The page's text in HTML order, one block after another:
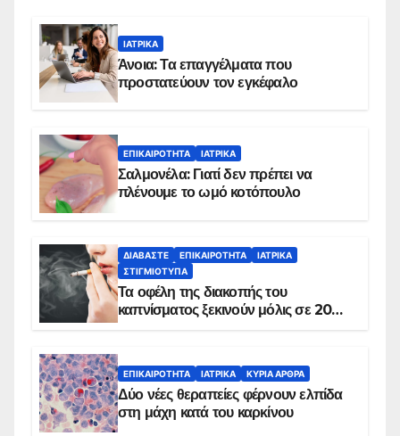
ΙΑΤΡΙΚΆ
Άνοια: Τα επαγγέλματα που
προστατεύουν τον εγκέφαλο
ΕΠΙΚΑΙΡΌΤΗΤΑ ΙΑΤΡΙΚΆ
Σαλμονέλα: Γιατί δεν πρέπει να
πλένουμε το ωμό κοτόπουλο
ΔΙΑΒΆΣΤΕ ΕΠΙΚΑΙΡΌΤΗΤΑ
ΙΑΤΡΙΚΆ
ΣΤΙΓΜΙΌΤΥΠΑ
Τα οφέλη της διακοπής του
καπνίσματος ξεκινούν μόλις σε 20
ΕΠΙΚΑΙΡΌΤΗΤΑ ΙΑΤΡΙΚΆ ΚΥΡΙΑ ΑΡΘΡΑ
Δύο νέες θεραπείες φέρνουν ελπίδα
στη μάχη κατά του καρκίνου